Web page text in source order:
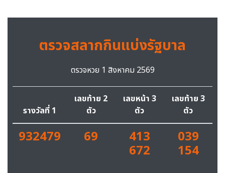
ตรวจสลากกินแบ่งรัฐบาล
ตรวจหวย 1 สิงหาคม 2569
รางวัลที่ 1
เลขท้าย 2
ตัว
เลขหน้า 3
ตัว
เลขท้าย 3
ตัว
932479 69 413
672
039
154